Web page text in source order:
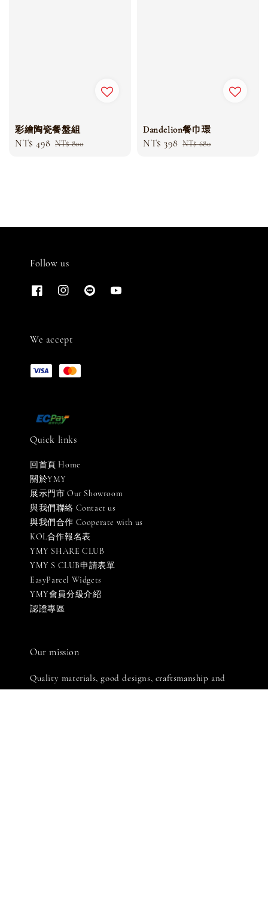
彩繪陶瓷餐盤組
Sale
NT$ 498 Regular
NT$ 800
Dandelion餐巾環
Sale
NT$ 398 Regular
NT$ 680
Follow us
We accept
Quick links
回首頁 Home
關於YMY
展示門市 Our Showroom
與我們聯絡 Contact us
與我們合作 Cooperate with us
KOL合作報名表
YMY SHARE CLUB
YMY S CLUB申請表單
EasyParcel Widgets
YMY會員分級介紹
認證專區
Our mission
Quality materials, good designs, craftsmanship and